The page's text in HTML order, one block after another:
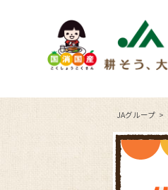
JAグループ